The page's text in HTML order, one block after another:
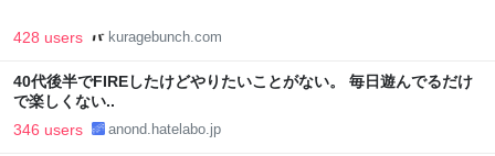
428 users kuragebunch.com
40代後半でFIREしたけどやりたいことがない。 毎日遊んでるだけ
で楽しくない..
346 users anond.hatelabo.jp